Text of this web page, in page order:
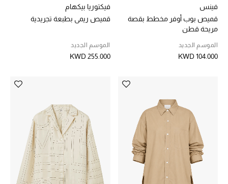
حصريات
الأزياء
توتيمي
تعكس توتيمي فن الأناقة السهلة بقطع أساسية راقية
مصممة لتدوم وتتجاوز صيحات الموسم
تسوقوا توتيمي
فينس
قميص بوب أوفر مخطط بقصة
مريحة قطن
الموسم الجديد
KWD 104.000
فيكتوريا بيكهام
قميص ريمي بطبعة تجريدية
الموسم الجديد
KWD 255.000